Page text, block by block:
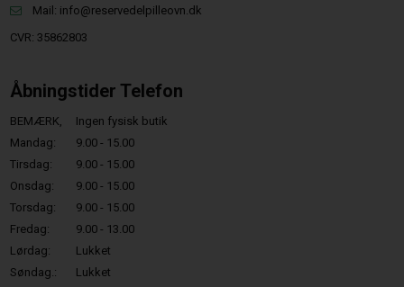
Mail: info@reservedelpilleovn.dk
CVR: 35862803
Åbningstider Telefon
BEMÆRK,
Ingen fysisk butik
Mandag:
9.00 - 15.00
Tirsdag:
9.00 - 15.00
Onsdag:
9.00 - 15.00
Torsdag:
9.00 - 15.00
Fredag:
9.00 - 13.00
Lørdag:
Lukket
Søndag.:
Lukket